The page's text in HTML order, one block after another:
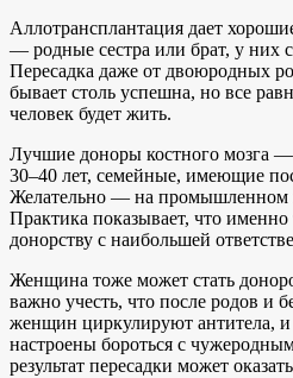
Аллотрансплантация дает
— родные сестра или брат, у них
Пересадка даже от двоюродных
бывает столь успешна, но все
человек будет жить.
Лучшие доноры костного мозга
30–40 лет, семейные, имеющие
Желательно — на промышленном
Практика показывает, что
донорству с наибольшей
Женщина тоже может стать
важно учесть, что после родов и
женщин циркулируют антитела,
настроены бороться с
результат пересадки может